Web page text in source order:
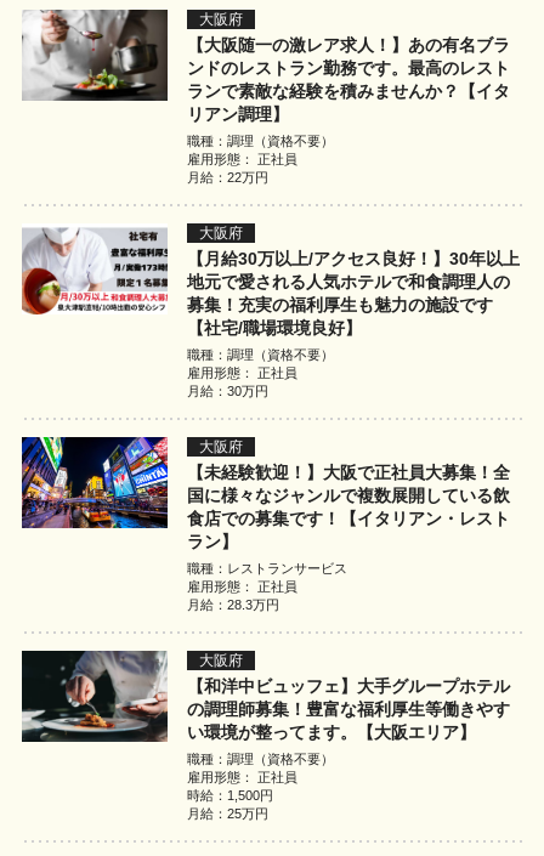
大阪府
【大阪随一の激レア求人！】あの有名ブラ
ンドのレストラン勤務です。最高のレスト
ランで素敵な経験を積みませんか？【イタ
リアン調理】
職種：調理（資格不要）
雇用形態： 正社員
月給：22万円
大阪府
【月給30万以上/アクセス良好！】30年以上
地元で愛される人気ホテルで和食調理人の
募集！充実の福利厚生も魅力の施設です
【社宅/職場環境良好】
職種：調理（資格不要）
雇用形態： 正社員
月給：30万円
大阪府
【未経験歓迎！】大阪で正社員大募集！全
国に様々なジャンルで複数展開している飲
食店での募集です！【イタリアン・レスト
ラン】
職種：レストランサービス
雇用形態： 正社員
月給：28.3万円
大阪府
【和洋中ビュッフェ】大手グループホテル
の調理師募集！豊富な福利厚生等働きやす
い環境が整ってます。【大阪エリア】
職種：調理（資格不要）
雇用形態： 正社員
時給：1,500円
月給：25万円